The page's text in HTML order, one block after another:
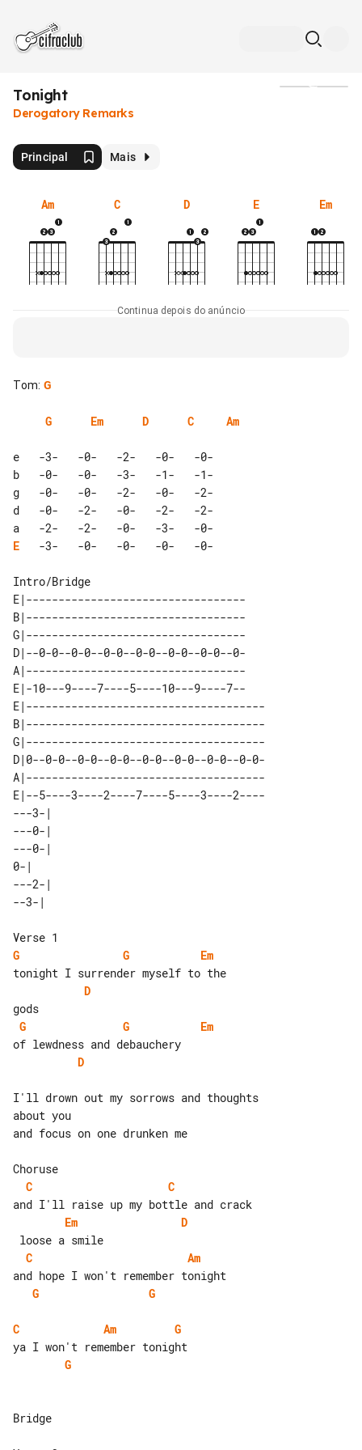
Tonight
Derogatory Remarks
Principal Mais
Am C D E Em
Continua depois do anúncio
Tom: G
G Em D C Am
e   -3-   -0-   -2-   -0-   -0-
b   -0-   -0-   -3-   -1-   -1-
g   -0-   -0-   -2-   -0-   -2-
d   -0-   -2-   -0-   -2-   -2-
E
   -3-   -0-   -0-   -0-   -0-
Intro/Bridge
E|----------------------------------
B|----------------------------------
G|----------------------------------
D|--0-0--0-0--0-0--0-0--0-0--0-0--0-
A|----------------------------------
E|-10---9----7----5----10---9----7--
E|-------------------------------------
B|-------------------------------------
G|-------------------------------------
D|0--0-0--0-0--0-0--0-0--0-0--0-0--0-0-
A|-------------------------------------
E|--5----3----2----7----5----3----2----
---3-|
---0-|
---0-|
0-|
---2-|
G
G
Em
D
G
G
Em
D
I'll drown out my sorrows and thoughts
about you
and focus on one drunken me
C
C
Em
D
C
Am
G
G
C Am
G
G
Bridge